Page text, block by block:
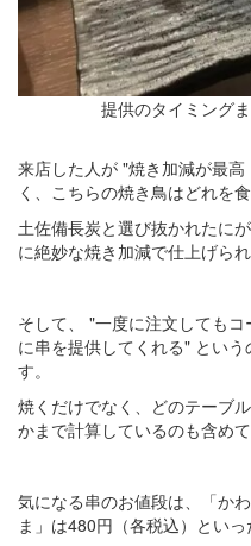
提供のタイミング
来店した人が "焼き加減が最
く、こちらの焼き鳥はどれを
土佐備長炭と選び抜かれたに
に絶妙な焼き加減で仕上げられ
そして、 "一度に注文しても
に串を提供してくれる" とい
す。
焼くだけでなく、どのテーブ
かまで計算しているのも含め
気になる串のお値段は、「か
ま」は480円（各税込）といっ